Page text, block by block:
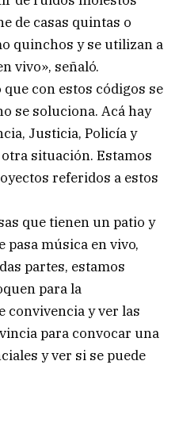
de casas quintas o
quinchos y se utilizan a
vivo», señaló.
con estos códigos se
se soluciona. Acá hay
Justicia, Policía y
situación. Estamos
referidos a estos
que tienen un patio y
pasa música en vivo,
partes, estamos
para la
convivencia y ver las
para convocar una
y ver si se puede